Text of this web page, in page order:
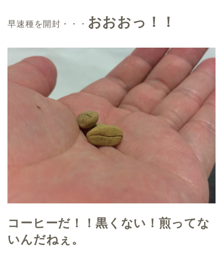
早速種を開封・・・ おおおっ！！
コーヒーだ！！黒くない！煎ってな
いんだねぇ。